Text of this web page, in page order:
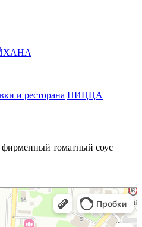
и ресторана ПИЦЦА
фирменный томатный соус